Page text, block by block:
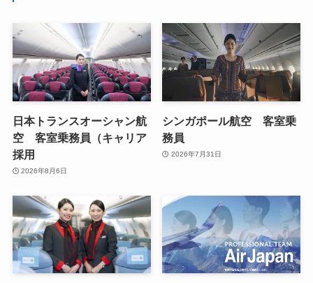
日本トランスオーシャン航
空 客室乗務員（キャリア
採用
2026年8月6日
シンガポール航空 客室乗
務員
2026年7月31日